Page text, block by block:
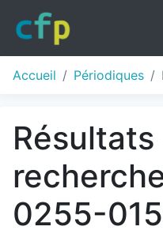
Accueil Périodiques
Résultats
0255-